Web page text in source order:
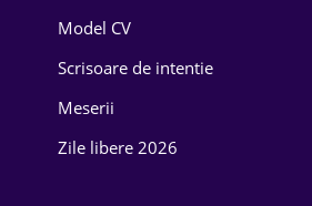
Farma
Model CV
Scrisoare de intentie
Meserii
Zile libere 2026